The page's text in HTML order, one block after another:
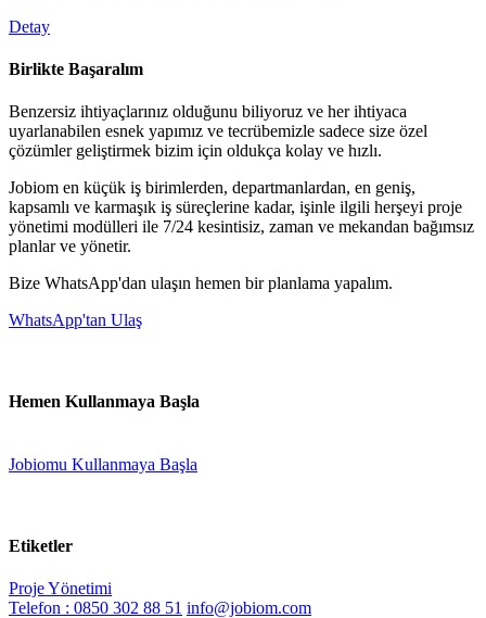
Detay
Birlikte Başaralım
Benzersiz ihtiyaçlarınız olduğunu biliyoruz ve her ihtiyaca
uyarlanabilen esnek yapımız ve tecrübemizle sadece size özel
çözümler geliştirmek bizim için oldukça kolay ve hızlı.
Jobiom en küçük iş birimlerden, departmanlardan, en geniş,
kapsamlı ve karmaşık iş süreçlerine kadar, işinle ilgili herşeyi proje
yönetimi modülleri ile 7/24 kesintisiz, zaman ve mekandan bağımsız
planlar ve yönetir.
Bize WhatsApp'dan ulaşın hemen bir planlama yapalım.
WhatsApp'tan Ulaş
Hemen Kullanmaya Başla
Jobiomu Kullanmaya Başla
Etiketler
Proje Yönetimi
Telefon : 0850 302 88 51 info@jobiom.com